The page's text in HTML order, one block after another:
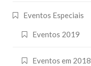
Eventos Especiais
Eventos 2019
Eventos em 2018